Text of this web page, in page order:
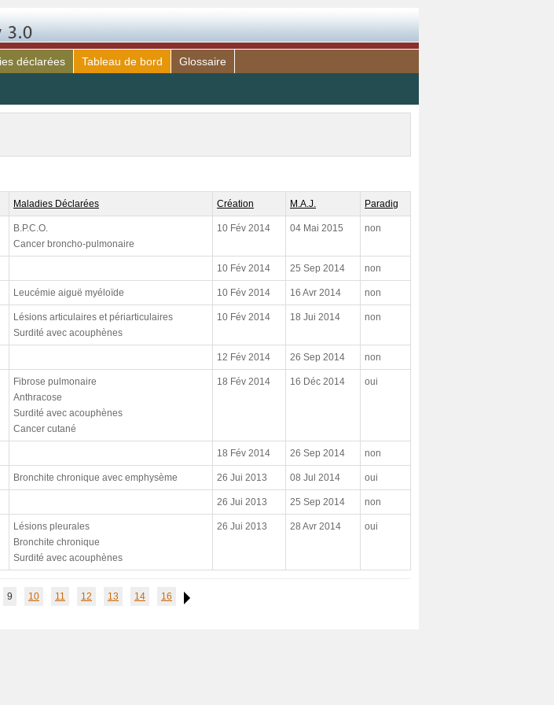
déclarées Tableau de bord Glossaire
Maladies Déclarées Création M.A.J. Paradig
B.P.C.O.
Cancer broncho-pulmonaire
10 Fév 2014 04 Mai 2015 non
10 Fév 2014 25 Sep 2014 non
Leucémie aiguë myéloïde 10 Fév 2014 16 Avr 2014 non
Lésions articulaires et périarticulaires
Surdité avec acouphènes
10 Fév 2014 18 Jui 2014 non
12 Fév 2014 26 Sep 2014 non
Fibrose pulmonaire
Anthracose
Surdité avec acouphènes
Cancer cutané
18 Fév 2014 16 Déc 2014 oui
18 Fév 2014 26 Sep 2014 non
Bronchite chronique avec emphysème 26 Jui 2013 08 Jul 2014 oui
26 Jui 2013 25 Sep 2014 non
Lésions pleurales
Bronchite chronique
Surdité avec acouphènes
26 Jui 2013 28 Avr 2014 oui
9 10 11 12 13 14
16